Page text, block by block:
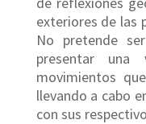
exteriores de las
No pretende
presentar una
movimientos
llevando a cabo
con sus